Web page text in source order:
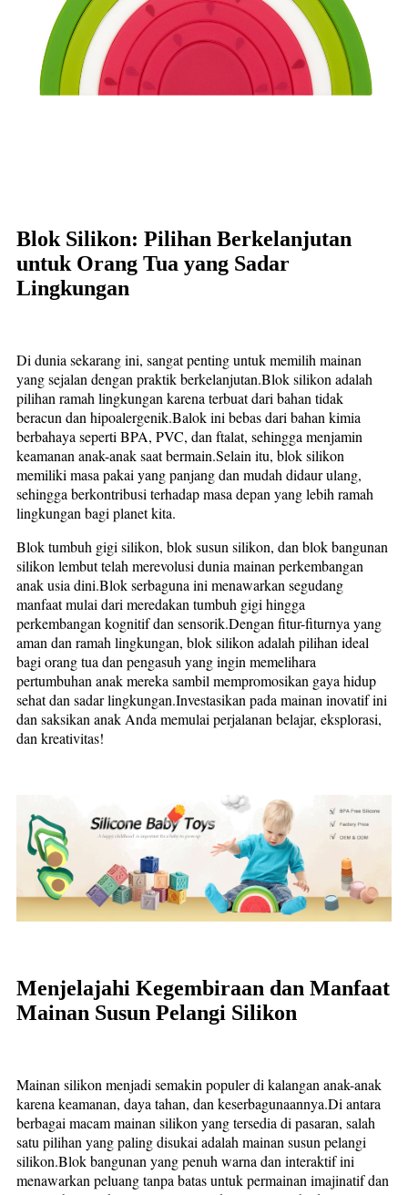
Blok Silikon: Pilihan Berkelanjutan
untuk Orang Tua yang Sadar
Lingkungan
Di dunia sekarang ini, sangat penting untuk memilih mainan
yang sejalan dengan praktik berkelanjutan.Blok silikon adalah
pilihan ramah lingkungan karena terbuat dari bahan tidak
beracun dan hipoalergenik.Balok ini bebas dari bahan kimia
berbahaya seperti BPA, PVC, dan ftalat, sehingga menjamin
keamanan anak-anak saat bermain.Selain itu, blok silikon
memiliki masa pakai yang panjang dan mudah didaur ulang,
sehingga berkontribusi terhadap masa depan yang lebih ramah
lingkungan bagi planet kita.
Blok tumbuh gigi silikon, blok susun silikon, dan blok bangunan
silikon lembut telah merevolusi dunia mainan perkembangan
anak usia dini.Blok serbaguna ini menawarkan segudang
manfaat mulai dari meredakan tumbuh gigi hingga
perkembangan kognitif dan sensorik.Dengan fitur-fiturnya yang
aman dan ramah lingkungan, blok silikon adalah pilihan ideal
bagi orang tua dan pengasuh yang ingin memelihara
pertumbuhan anak mereka sambil mempromosikan gaya hidup
sehat dan sadar lingkungan.Investasikan pada mainan inovatif ini
dan saksikan anak Anda memulai perjalanan belajar, eksplorasi,
dan kreativitas!
Menjelajahi Kegembiraan dan Manfaat
Mainan Susun Pelangi Silikon
Mainan silikon menjadi semakin populer di kalangan anak-anak
karena keamanan, daya tahan, dan keserbagunaannya.Di antara
berbagai macam mainan silikon yang tersedia di pasaran, salah
satu pilihan yang paling disukai adalah mainan susun pelangi
silikon.Blok bangunan yang penuh warna dan interaktif ini
menawarkan peluang tanpa batas untuk permainan imajinatif dan